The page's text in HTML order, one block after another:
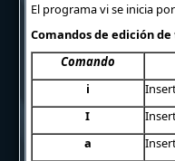
El programa vi se inicia
Comandos de edición
Comando
i
I
a